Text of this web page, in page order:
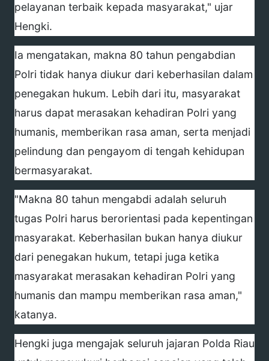
pelayanan terbaik kepada masyarakat," ujar
Hengki.
Ia mengatakan, makna 80 tahun pengabdian
Polri tidak hanya diukur dari keberhasilan dalam
penegakan hukum. Lebih dari itu, masyarakat
harus dapat merasakan kehadiran Polri yang
humanis, memberikan rasa aman, serta menjadi
pelindung dan pengayom di tengah kehidupan
bermasyarakat.
"Makna 80 tahun mengabdi adalah seluruh
tugas Polri harus berorientasi pada kepentingan
masyarakat. Keberhasilan bukan hanya diukur
dari penegakan hukum, tetapi juga ketika
masyarakat merasakan kehadiran Polri yang
humanis dan mampu memberikan rasa aman,"
katanya.
Hengki juga mengajak seluruh jajaran Polda Riau